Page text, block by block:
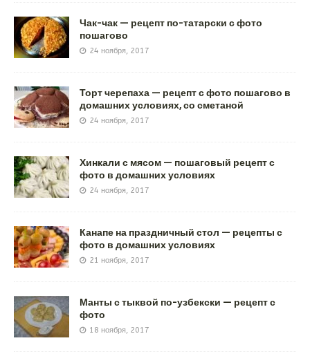
Чак-чак — рецепт по-татарски с фото
пошагово
24 ноября, 2017
Торт черепаха — рецепт с фото пошагово в
домашних условиях, со сметаной
24 ноября, 2017
Хинкали с мясом — пошаговый рецепт с
фото в домашних условиях
24 ноября, 2017
Канапе на праздничный стол — рецепты с
фото в домашних условиях
21 ноября, 2017
Манты с тыквой по-узбекски — рецепт с
фото
18 ноября, 2017